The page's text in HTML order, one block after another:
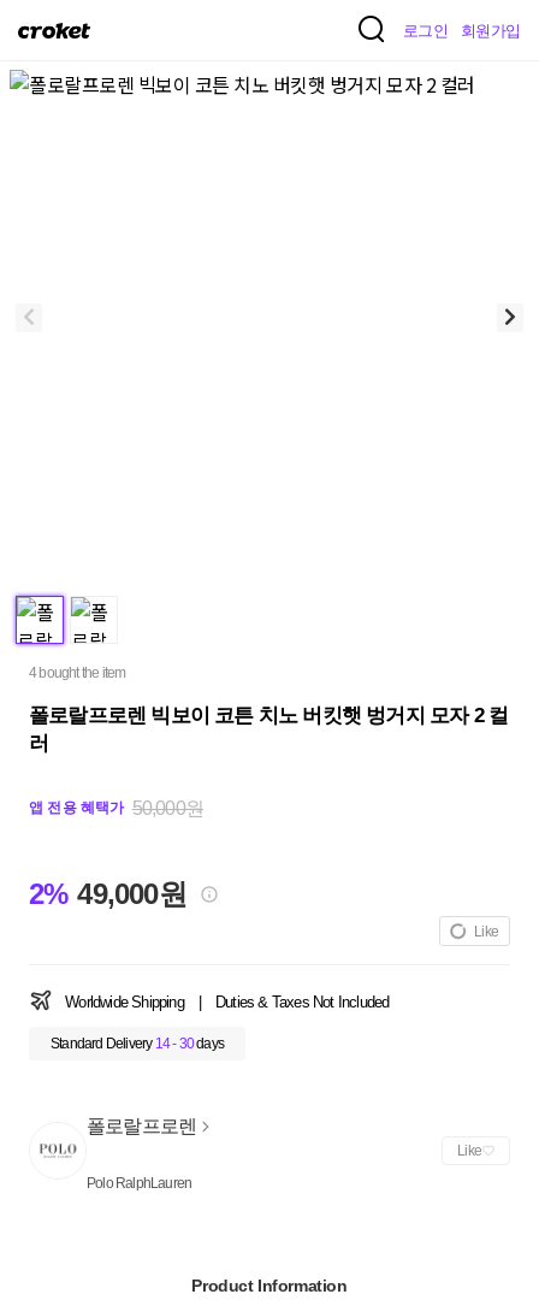
크
켓
로그인 회원가입
4 bought the item
폴로랄프로렌 빅보이 코튼 치노 버킷햇 벙거지 모자 2 컬
러
앱 전용 혜택가 50,000원
2% 49,000원
Like
Worldwide Shipping Duties & Taxes Not Included
Standard Delivery 14 - 30days
폴로랄프로렌
Polo RalphLauren
Like
Product Information